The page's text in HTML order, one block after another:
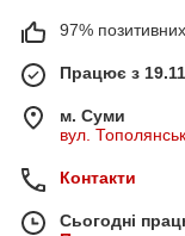
97% позитивних
Працює з
м. Суми
вул.
Контакти
Сьогодні